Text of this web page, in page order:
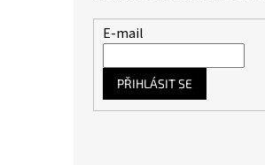
E-mail
PŘIHLÁSIT SE